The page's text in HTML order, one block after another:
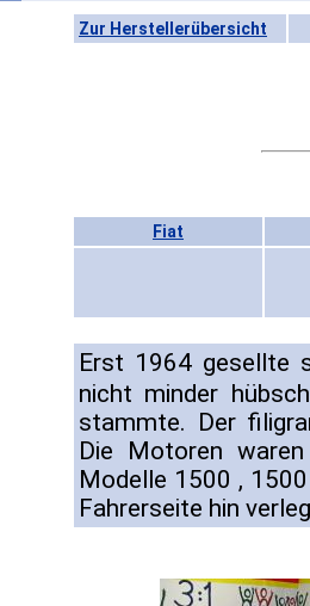
Zur Herstellerübersicht
Fiat
Erst 1964 gesellte
nicht minder
stammte. Der
Die Motoren
Modelle 1500 ,
Fahrerseite hin